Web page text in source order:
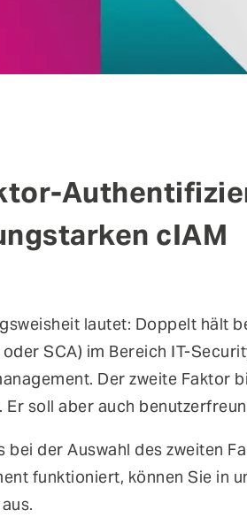
cIAM
lautet: Doppelt hält
oder SCA) im Bereich IT-
Der zweite Faktor
Er soll aber auch
bei der Auswahl des zweiten
funktioniert, können Sie in